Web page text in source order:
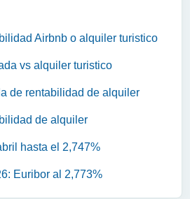
Airbnb o alquiler turistico
vs alquiler turistico
de rentabilidad de alquiler
de alquiler
hasta el 2,747%
Euribor al 2,773%